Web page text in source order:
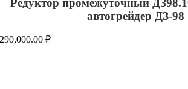
Редуктор промежуточный
автогрейдер ДЗ-98
290,000.00₽